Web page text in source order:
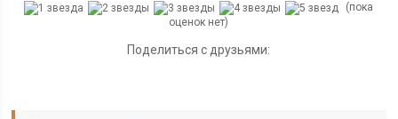
(пока
оценок нет)
Поделиться с друзьями: